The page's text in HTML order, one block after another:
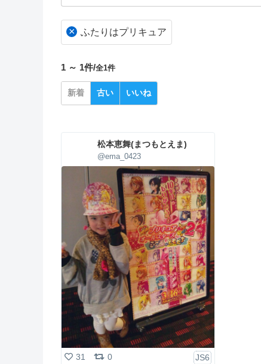
× ふたりはプリキュア
1 ～ 1件/全1件
新着 古い いいね
松本恵舞(まつもとえま)
@ema_0423
31 0
JS6